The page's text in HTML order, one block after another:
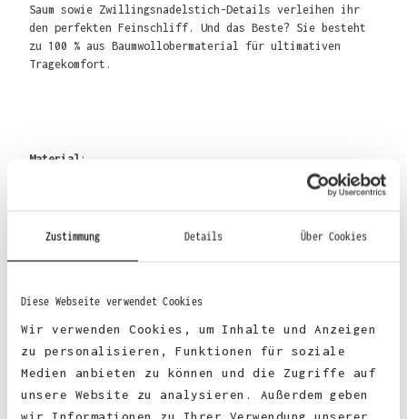
Zustimmung Details Über Cookies
Diese Webseite verwendet Cookies
Wir verwenden Cookies, um Inhalte und Anzeigen
zu personalisieren, Funktionen für soziale
Medien anbieten zu können und die Zugriffe auf
unsere Website zu analysieren. Außerdem geben
wir Informationen zu Ihrer Verwendung unserer
Saum sowie Zwillingsnadelstich-Details verleihen ihr
den perfekten Feinschliff. Und das Beste? Sie besteht
zu 100 % aus Baumwollobermaterial für ultimativen
Tragekomfort.
Material :
75% Baumwolle, 25% Polyester (Heather Grey)
52% Baumwolle, 48% Polyester (Charcoal)